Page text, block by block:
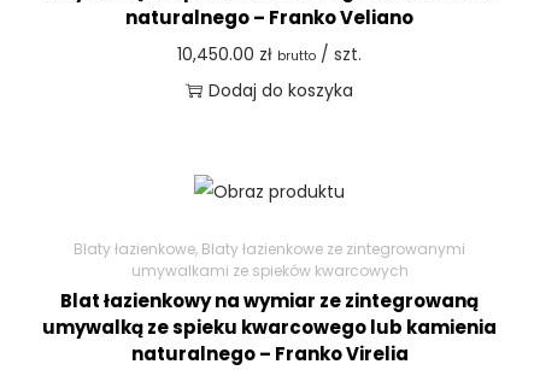
naturalnego – Franko Veliano
10,450.00 zł brutto / szt.
Dodaj do koszyka
Blaty łazienkowe, Blaty łazienkowe ze zintegrowanymi
umywalkami ze spieków kwarcowych
Blat łazienkowy na wymiar ze zintegrowaną
umywalką ze spieku kwarcowego lub kamienia
naturalnego – Franko Virelia